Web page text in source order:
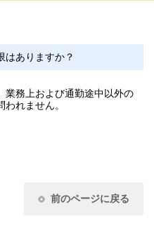
はありますか？
業務上および通勤途中以外の
れません。
前のページに戻る